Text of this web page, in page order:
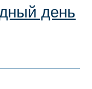
день